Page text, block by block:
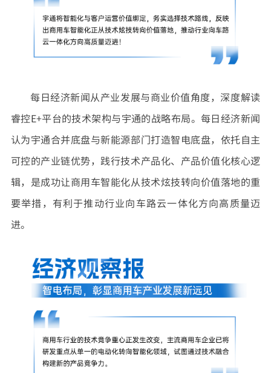
每日经济新闻从产业发展与商业价值角度，深度解读
睿控E+平台的技术架构与宇通的战略布局。每日经济新闻
认为宇通合并底盘与新能源部门打造智电底盘，依托自主
可控的产业链优势，践行技术产品化、产品价值化核心逻
辑，是成功让商用车智能化从技术炫技转向价值落地的重
要举措，有利于推动行业向车路云一体化方向高质量迈
进。